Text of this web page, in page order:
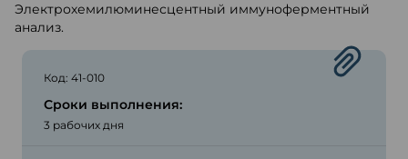
Электрохемилюминесцентный иммуноферментный
анализ.
Код: 41-010
Сроки выполнения:
3 рабочих дня